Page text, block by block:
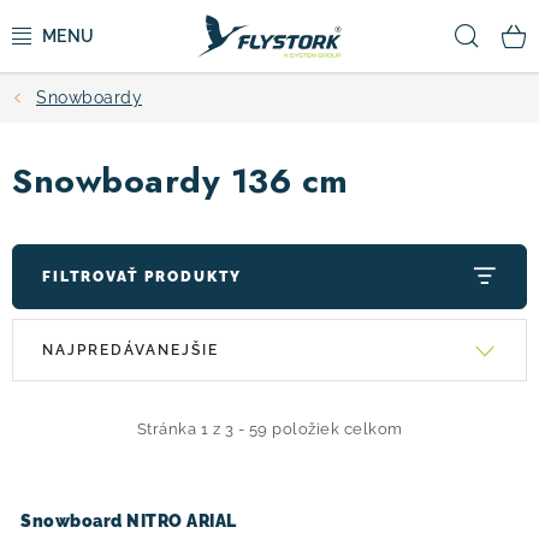
na
CYKLISTIKA
ZIMNÉ ŠPORTY
KOLOBEŽKY
OBLEČENIE A TOPÁNKY
DOPLNKY
VÝPREDAJ
Snowboardy
Snowboardy 136 cm
FILTROVAŤ PRODUKTY
V
p
Stránka 1 z 3 - 59 položiek celkom
R
NAJPREDÁVANEJŠIE
Snowboard NITRO ARIAL